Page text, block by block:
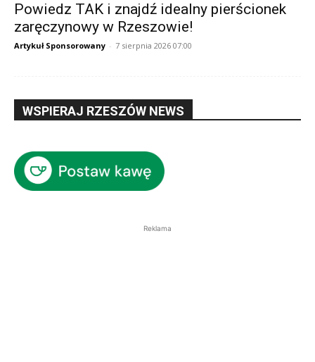
Powiedz TAK i znajdź idealny pierścionek
zaręczynowy w Rzeszowie!
Artykuł Sponsorowany - 7 sierpnia 2026 07:00
WSPIERAJ RZESZÓW NEWS
Reklama